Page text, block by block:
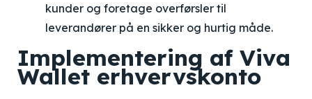
kunder og foretage overførsler til
leverandører på en sikker og hurtig måde.
Implementering af Viva
Wallet erhvervskonto